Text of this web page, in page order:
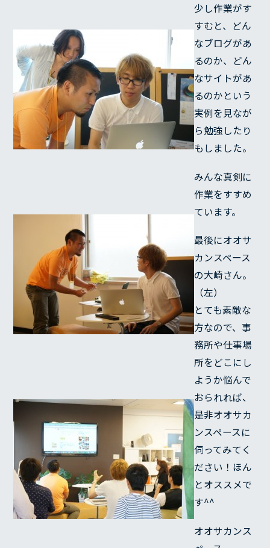
少し作業がす
すむと、どん
なブログがあ
るのか、どん
なサイトがあ
るのかという
実例を見なが
ら勉強したり
もしました。
みんな真剣に
作業をすすめ
ています。
最後にオオサ
カンスペース
の大崎さん。
（左）
とても素敵な
方なので、事
務所や仕事場
所をどこにし
ようか悩んで
おられれば、
是非オオサカ
ンスペースに
伺ってみてく
ださい！ほん
とオススメで
す^^
オオサカンス